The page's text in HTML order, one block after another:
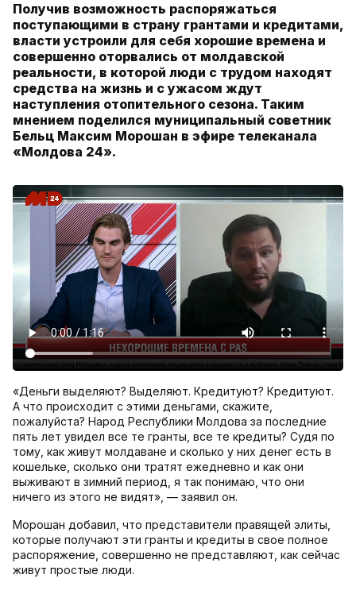
Получив возможность распоряжаться
поступающими в страну грантами и кредитами,
власти устроили для себя хорошие времена и
совершенно оторвались от молдавской
реальности, в которой люди с трудом находят
средства на жизнь и с ужасом ждут
наступления отопительного сезона. Таким
мнением поделился муниципальный советник
Бельц Максим Морошан в эфире телеканала
«Молдова 24».
«Деньги выделяют? Выделяют. Кредитуют? Кредитуют.
А что происходит с этими деньгами, скажите,
пожалуйста? Народ Республики Молдова за последние
пять лет увидел все те гранты, все те кредиты? Судя по
тому, как живут молдаване и сколько у них денег есть в
кошельке, сколько они тратят ежедневно и как они
выживают в зимний период, я так понимаю, что они
ничего из этого не видят», — заявил он.
Морошан добавил, что представители правящей элиты,
которые получают эти гранты и кредиты в свое полное
распоряжение, совершенно не представляют, как сейчас
живут простые люди.